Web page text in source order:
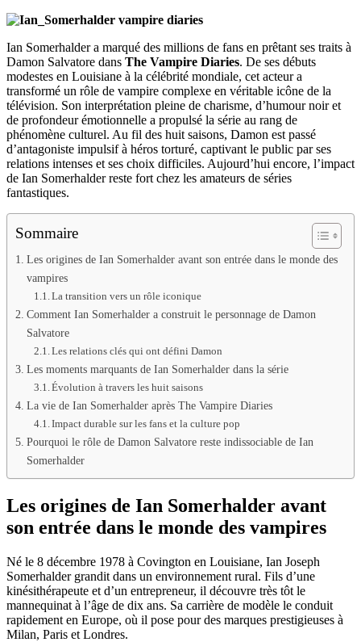
Ian Somerhalder a marqué des millions de fans en prêtant ses traits à
Damon Salvatore dans The Vampire Diaries. De ses débuts
modestes en Louisiane à la célébrité mondiale, cet acteur a
transformé un rôle de vampire complexe en véritable icône de la
télévision. Son interprétation pleine de charisme, d’humour noir et
de profondeur émotionnelle a propulsé la série au rang de
phénomène culturel. Au fil des huit saisons, Damon est passé
d’antagoniste impulsif à héros torturé, captivant le public par ses
relations intenses et ses choix difficiles. Aujourd’hui encore, l’impact
de Ian Somerhalder reste fort chez les amateurs de séries
fantastiques.
Sommaire
Les origines de Ian Somerhalder avant son entrée dans le monde des
vampires
La transition vers un rôle iconique
Comment Ian Somerhalder a construit le personnage de Damon
Salvatore
Les relations clés qui ont défini Damon
Les moments marquants de Ian Somerhalder dans la série
Évolution à travers les huit saisons
La vie de Ian Somerhalder après The Vampire Diaries
Impact durable sur les fans et la culture pop
Pourquoi le rôle de Damon Salvatore reste indissociable de Ian
Somerhalder
Les origines de Ian Somerhalder avant
son entrée dans le monde des vampires
Né le 8 décembre 1978 à Covington en Louisiane, Ian Joseph
Somerhalder grandit dans un environnement rural. Fils d’une
kinésithérapeute et d’un entrepreneur, il découvre très tôt le
mannequinat à l’âge de dix ans. Sa carrière de modèle le conduit
rapidement en Europe, où il pose pour des marques prestigieuses à
Milan, Paris et Londres.